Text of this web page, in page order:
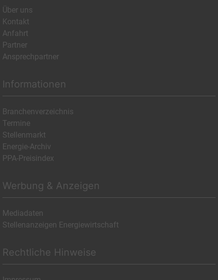
Über uns
Kontakt
Anfahrt
Partner
Ansprechpartner
Informationen
Branchenverzeichnis
Termine
Stellenmarkt
Energie-Archiv
PPA-Preisindex
Werbung & Anzeigen
Mediadaten
Stellenanzeigen Energiewirtschaft
Rechtliche Hinweise